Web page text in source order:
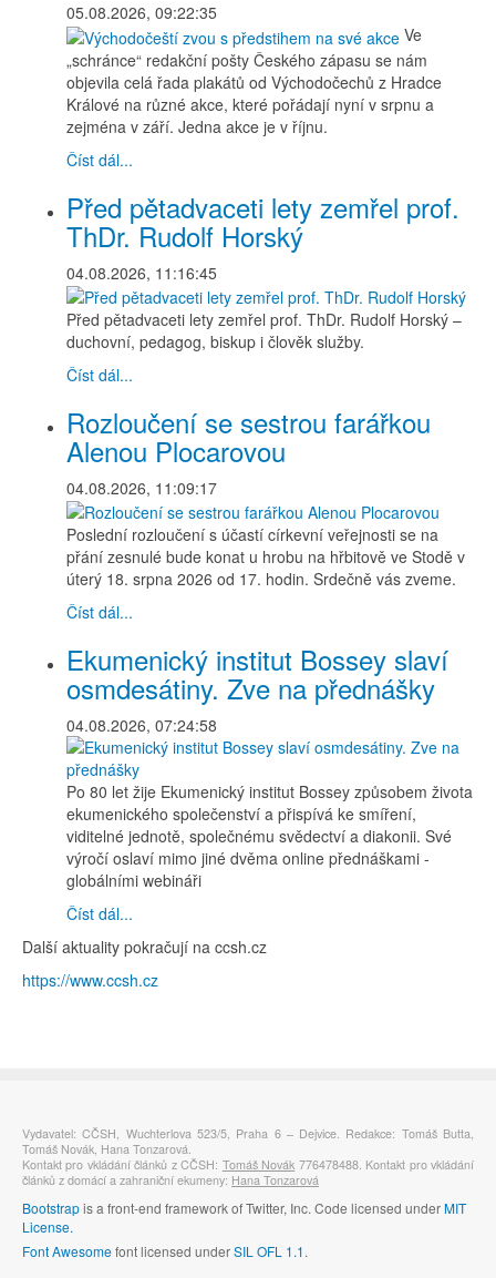
05.08.2026, 09:22:35
Ve
„schránce“ redakční pošty Českého zápasu se nám
objevila celá řada plakátů od Východočechů z Hradce
Králové na různé akce, které pořádají nyní v srpnu a
zejména v září. Jedna akce je v říjnu.
Číst dál...
Před pětadvaceti lety zemřel prof.
ThDr. Rudolf Horský
04.08.2026, 11:16:45
Před pětadvaceti lety zemřel prof. ThDr. Rudolf Horský –
duchovní, pedagog, biskup i člověk služby.
Číst dál...
Rozloučení se sestrou farářkou
Alenou Plocarovou
04.08.2026, 11:09:17
Poslední rozloučení s účastí církevní veřejnosti se na
přání zesnulé bude konat u hrobu na hřbitově ve Stodě v
úterý 18. srpna 2026 od 17. hodin. Srdečně vás zveme.
Číst dál...
Ekumenický institut Bossey slaví
osmdesátiny. Zve na přednášky
04.08.2026, 07:24:58
Po 80 let žije Ekumenický institut Bossey způsobem života
ekumenického společenství a přispívá ke smíření,
viditelné jednotě, společnému svědectví a diakonii. Své
výročí oslaví mimo jiné dvěma online přednáškami -
globálními webináři
Číst dál...
Další aktuality pokračují na ccsh.cz
https://www.ccsh.cz
Vydavatel: CČSH, Wuchterlova 523/5, Praha 6 – Dejvice. Redakce: Tomáš Butta,
Tomáš Novák, Hana Tonzarová.
Kontakt pro vkládání článků z CČSH: Tomáš Novák 776478488. Kontakt pro vkládání
článků z domácí a zahraniční ekumeny: Hana Tonzarová
Bootstrapis a front-end framework of Twitter, Inc. Code licensed underMIT
License.
Font Awesomefont licensed underSIL OFL 1.1.